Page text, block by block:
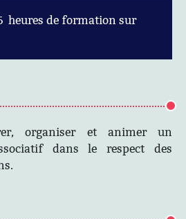
6 heures de formation sur
organiser et animer un
dans le respect des